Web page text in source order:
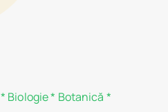
* Biologie* Botanică *